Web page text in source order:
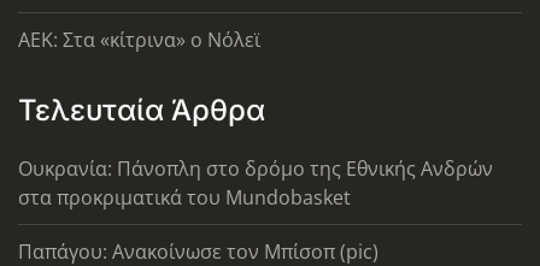
AEK: Στα «κίτρινα» ο Νόλεϊ
Τελευταία Άρθρα
Ουκρανία: Πάνοπλη στο δρόμο της Εθνικής Ανδρών
στα προκριματικά του Mundobasket
Παπάγου: Ανακοίνωσε τον Μπίσοπ (pic)